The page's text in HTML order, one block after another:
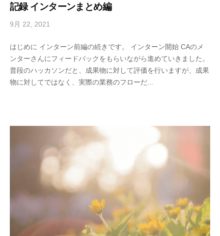
記録 インターンまとめ編
9月 22, 2021
h
i
r
o
はじめに インターン前編の続きです。 インターン開始 CAのメ
ンターさんにフィードバックをもらいながら進めていきました。
普段のハッカソンだと、成果物に対して評価を行いますが、成果
物に対してではなく、実際の業務のフローだ...